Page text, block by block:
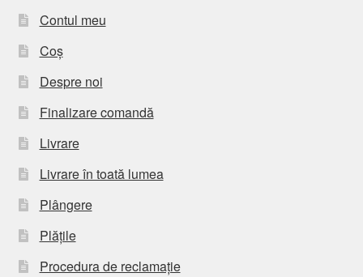
Contul meu
Coș
Despre noi
Finalizare comandă
Livrare
Livrare în toată lumea
Plângere
Plățile
Procedura de reclamație